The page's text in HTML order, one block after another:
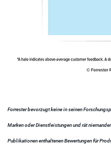
Forrester bevorzugt keine in seinen
Marken oder Dienstleistungen und rät
Publikationen enthaltenen Bewertungen für